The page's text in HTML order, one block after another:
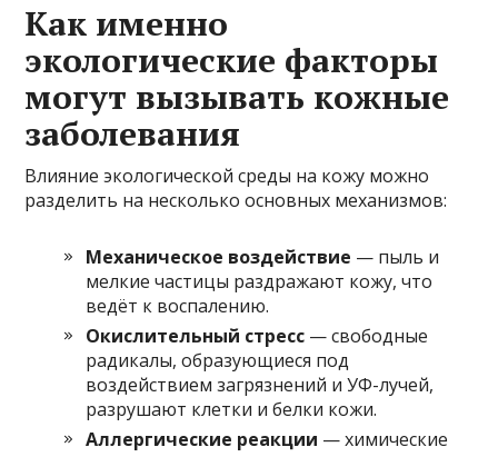
Как именно
экологические факторы
могут вызывать кожные
заболевания
Влияние экологической среды на кожу можно
разделить на несколько основных механизмов:
Механическое воздействие — пыль и
мелкие частицы раздражают кожу, что
ведёт к воспалению.
Окислительный стресс — свободные
радикалы, образующиеся под
воздействием загрязнений и УФ-лучей,
разрушают клетки и белки кожи.
Аллергические реакции — химические